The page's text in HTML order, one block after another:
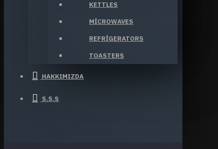
KETTLES
MICROWAVES
REFRIGERATORS
TOASTERS
HAKKIMIZDA
S.S.S